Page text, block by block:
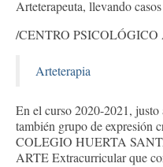
Arteterapeuta, llevando
/CENTRO
Arteterapia
En el curso 2020-2021, justo
también grupo de expresión
COLEGIO HUERTA
ARTE Extracurricular que